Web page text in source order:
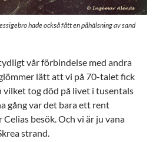
hade också fått en påhälsning av sand
vår förbindelse med andra
lätt att vi på 70-talet fick
tog död på livet i tusentals
gång var det bara ett rent
besök. Och vi är ju vana
strand.